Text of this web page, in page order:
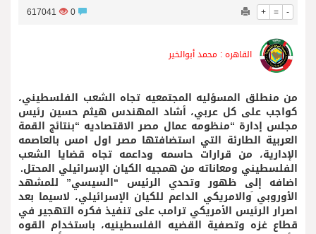
+ = -
617041
القاهره : محمد أبوالخير
من منطلق المسؤليه المجتمعيه تجاه الشعب الفلسطيني،
كواجب على كل عربي، أشاد المهندس هيثم حسين رئيس
مجلس إدارة “منظومه عمال مصر الاقتصاديه “بنتائج القمة
العربية الطارئة التي استضافتها مصر اول امس بالعاصمه
الإدارية، من قرارات حاسمه وداعمه تجاه قضايا الشعب
الفلسطيني ومعاناته من همجيه الكيان الإسرائيلي المحتل.
اضافه إلى ظهور وتحدي الرئيس “السيسي” للمشهد
الأوروبي َوالامريكي الداعم للكيان الإسرائيلي، لاسيما بعد
اصرار الرئيس الأمريكي ترامب على تنفيذ فكره التهجير في
قطاع غزه وتصفية القضيه الفلسطينيه، باستخدام القوه